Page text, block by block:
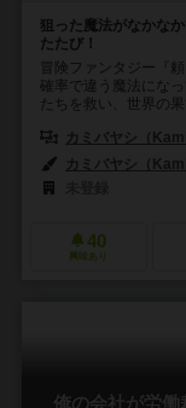
狙った魔法がなかな
たたび！
冒険ファンタジー『
確率で違う魔法にな
たちを救い、世界の
カミバヤシ（
カミバヤシ（
40
興味あり
俺の会社が労働